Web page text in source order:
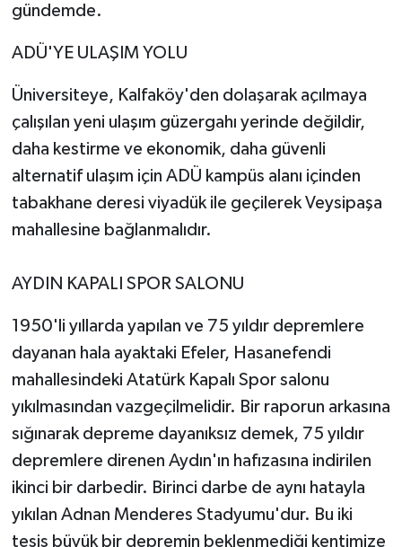
gündemde.
ADÜ'YE ULAŞIM YOLU
Üniversiteye, Kalfaköy'den dolaşarak açılmaya
çalışılan yeni ulaşım güzergahı yerinde değildir,
daha kestirme ve ekonomik, daha güvenli
alternatif ulaşım için ADÜ kampüs alanı içinden
tabakhane deresi viyadük ile geçilerek Veysipaşa
mahallesine bağlanmalıdır.
AYDIN KAPALI SPOR SALONU
1950'li yıllarda yapılan ve 75 yıldır depremlere
dayanan hala ayaktaki Efeler, Hasanefendi
mahallesindeki Atatürk Kapalı Spor salonu
yıkılmasından vazgeçilmelidir. Bir raporun arkasına
sığınarak depreme dayanıksız demek, 75 yıldır
depremlere direnen Aydın'ın hafızasına indirilen
ikinci bir darbedir. Birinci darbe de aynı hatayla
yıkılan Adnan Menderes Stadyumu'dur. Bu iki
tesis büyük bir depremin beklenmediği kentimize